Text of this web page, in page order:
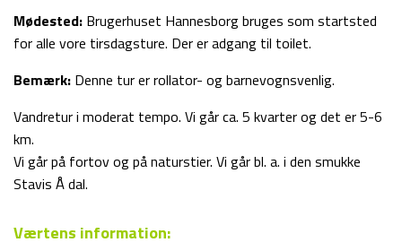
Mødested: Brugerhuset Hannesborg bruges som startsted
for alle vore tirsdagsture. Der er adgang til toilet.
Bemærk: Denne tur er rollator- og barnevognsvenlig.
Vandretur i moderat tempo. Vi går ca. 5 kvarter og det er 5-6
km.
Vi går på fortov og på naturstier. Vi går bl. a. i den smukke
Stavis Å dal.
Værtens information: